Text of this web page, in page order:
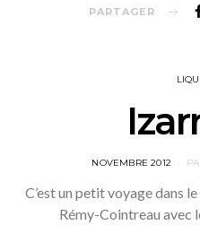
PARTAGER
POSTED
NOVEMBRE 2012
C’est un petit voyage dans
Rémy-Cointreau avec